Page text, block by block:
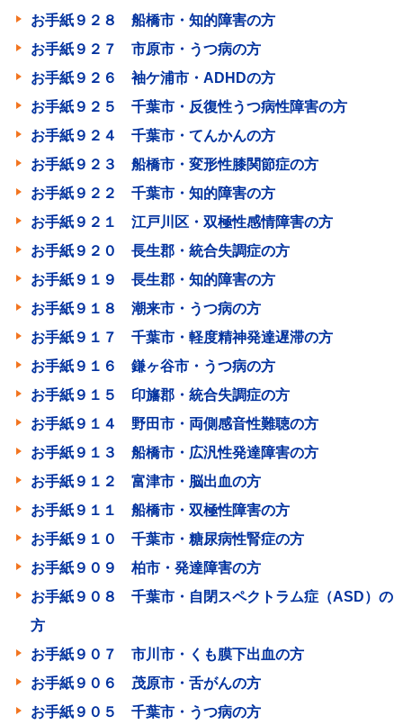
お手紙９２８ 船橋市・知的障害の方
お手紙９２７ 市原市・うつ病の方
お手紙９２６ 袖ケ浦市・ADHDの方
お手紙９２５ 千葉市・反復性うつ病性障害の方
お手紙９２４ 千葉市・てんかんの方
お手紙９２３ 船橋市・変形性膝関節症の方
お手紙９２２ 千葉市・知的障害の方
お手紙９２１ 江戸川区・双極性感情障害の方
お手紙９２０ 長生郡・統合失調症の方
お手紙９１９ 長生郡・知的障害の方
お手紙９１８ 潮来市・うつ病の方
お手紙９１７ 千葉市・軽度精神発達遅滞の方
お手紙９１６ 鎌ヶ谷市・うつ病の方
お手紙９１５ 印旛郡・統合失調症の方
お手紙９１４ 野田市・両側感音性難聴の方
お手紙９１３ 船橋市・広汎性発達障害の方
お手紙９１２ 富津市・脳出血の方
お手紙９１１ 船橋市・双極性障害の方
お手紙９１０ 千葉市・糖尿病性腎症の方
お手紙９０９ 柏市・発達障害の方
お手紙９０８ 千葉市・自閉スペクトラム症（ASD）の
方
お手紙９０７ 市川市・くも膜下出血の方
お手紙９０６ 茂原市・舌がんの方
お手紙９０５ 千葉市・うつ病の方